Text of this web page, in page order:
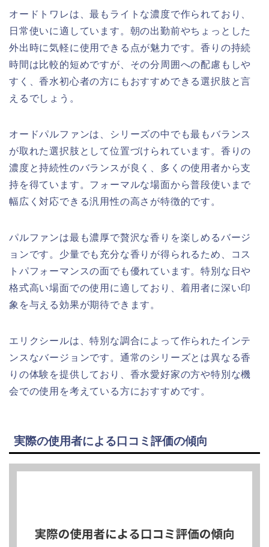
オードトワレは、最もライトな濃度で作られており、
日常使いに適しています。朝の出勤前やちょっとした
外出時に気軽に使用できる点が魅力です。香りの持続
時間は比較的短めですが、その分周囲への配慮もしや
すく、香水初心者の方にもおすすめできる選択肢と言
えるでしょう。
オードパルファンは、シリーズの中でも最もバランス
が取れた選択肢として位置づけられています。香りの
濃度と持続性のバランスが良く、多くの使用者から支
持を得ています。フォーマルな場面から普段使いまで
幅広く対応できる汎用性の高さが特徴的です。
パルファンは最も濃厚で贅沢な香りを楽しめるバージ
ョンです。少量でも充分な香りが得られるため、コス
トパフォーマンスの面でも優れています。特別な日や
格式高い場面での使用に適しており、着用者に深い印
象を与える効果が期待できます。
エリクシールは、特別な調合によって作られたインテ
ンスなバージョンです。通常のシリーズとは異なる香
りの体験を提供しており、香水愛好家の方や特別な機
会での使用を考えている方におすすめです。
実際の使用者による口コミ評価の傾向